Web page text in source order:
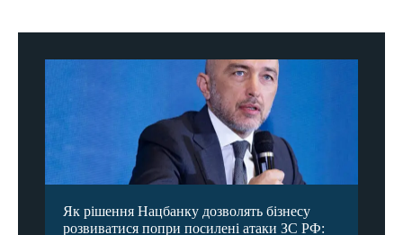
Як рішення Нацбанку дозволять бізнесу
розвиватися попри посилені атаки ЗС РФ: